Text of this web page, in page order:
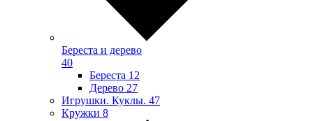
Береста и дерево
40
Береста 12
Дерево 27
Игрушки. Куклы. 47
Кружки 8